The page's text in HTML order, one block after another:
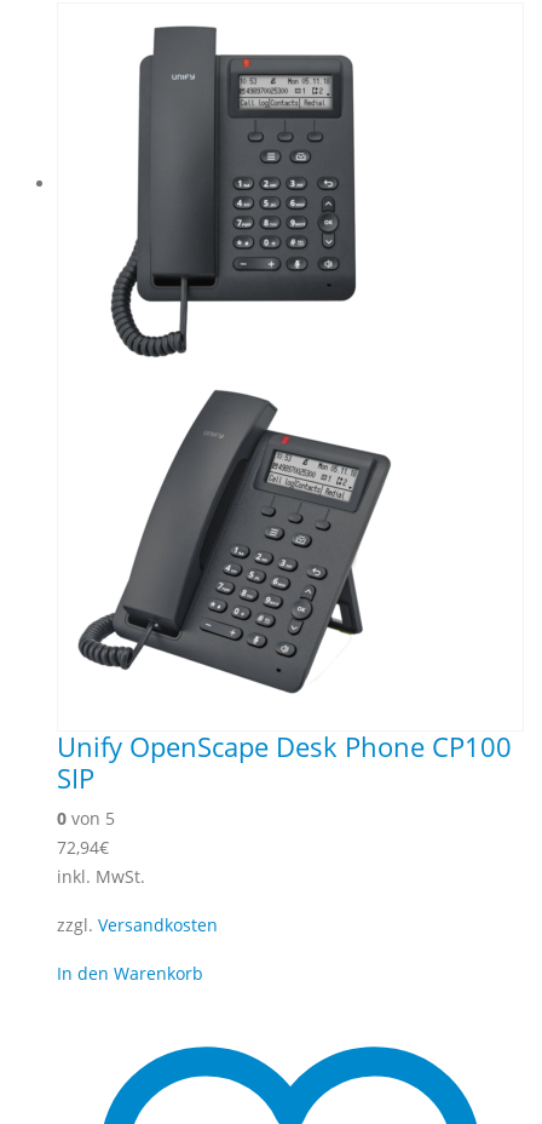
Unify OpenScape Desk Phone CP100
SIP
0 von 5
72,94€
inkl. MwSt.
zzgl. Versandkosten
In den Warenkorb